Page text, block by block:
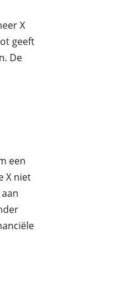
X
geeft
De
een
X niet